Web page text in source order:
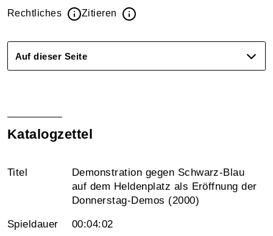
Rechtliches Zitieren
Auf dieser Seite
Katalogzettel
Titel
Demonstration gegen Schwarz-Blau
auf dem Heldenplatz als Eröffnung der
Donnerstag-Demos (2000)
Spieldauer 00:04:02